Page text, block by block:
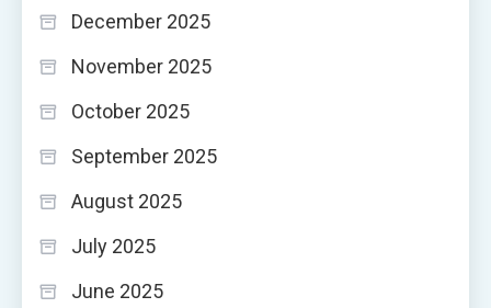
December 2025
November 2025
October 2025
September 2025
August 2025
July 2025
June 2025